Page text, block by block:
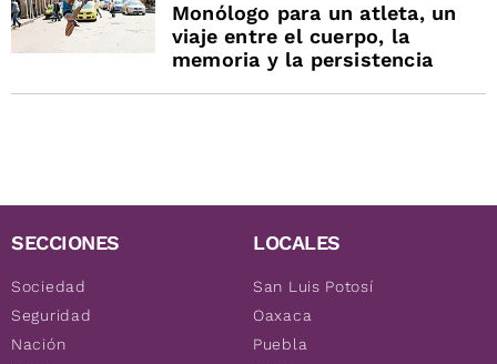
Monólogo para un atleta, un
viaje entre el cuerpo, la
memoria y la persistencia
SECCIONES
Sociedad
Seguridad
Nación
LOCALES
San Luis Potosí
Oaxaca
Puebla